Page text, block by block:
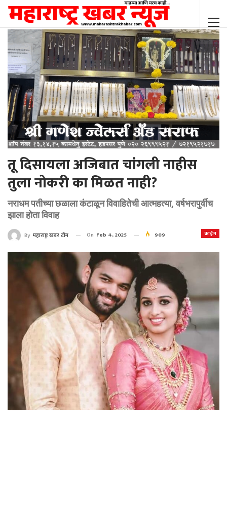
तू दिसायला अजिबात चांगली नाहीस
तुला नोकरी का मिळत नाही?
नराधम पतीच्या छळाला कंटाळून विवाहितेची आत्महत्या, वर्षभरापुर्वीच
झाला होता विवाह
क्राईम
By महाराष्ट्र खबर टीम On Feb 4, 2025 909